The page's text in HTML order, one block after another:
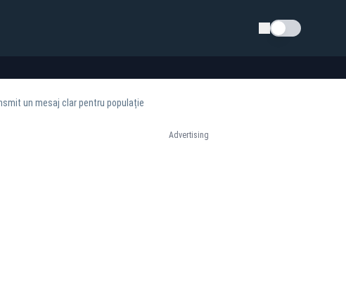
Schimba tema
un mesaj clar pentru populație
Advertising